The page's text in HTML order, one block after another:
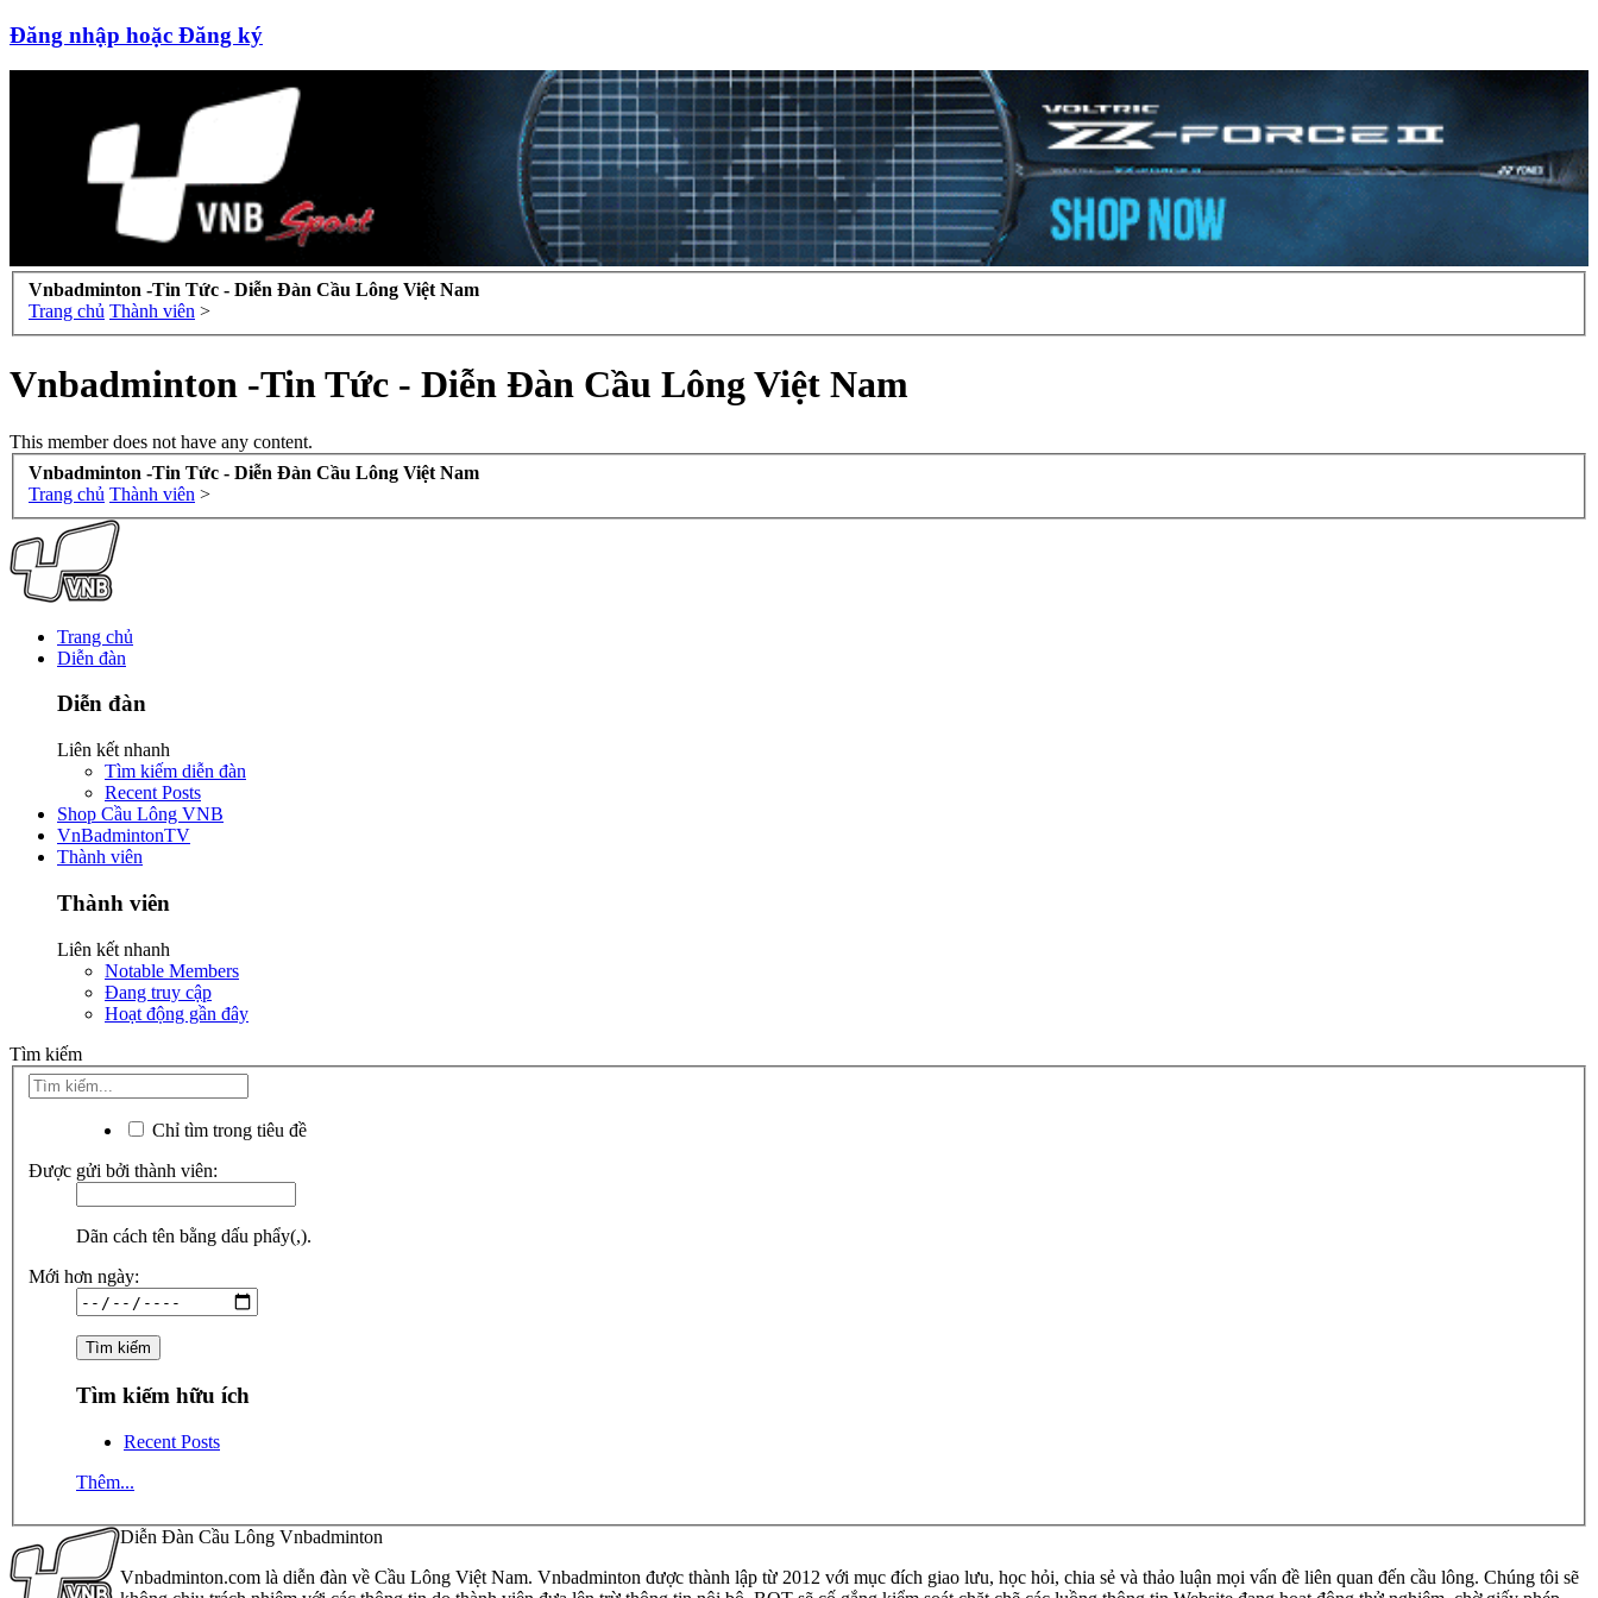
Đăng nhập hoặc Đăng ký
Vnbadminton -Tin Tức - Diễn Đàn Cầu Lông Việt Nam
Trang chủ Thành viên >
Vnbadminton -Tin Tức - Diễn Đàn Cầu Lông Việt Nam
This member does not have any content.
Vnbadminton -Tin Tức - Diễn Đàn Cầu Lông Việt Nam
Trang chủ Thành viên >
Trang chủ
Diễn đàn
Diễn đàn
Liên kết nhanh
Tìm kiếm diễn đàn
Recent Posts
Shop Cầu Lông VNB
VnBadmintonTV
Thành viên
Thành viên
Liên kết nhanh
Notable Members
Đang truy cập
Hoạt động gần đây
Tìm kiếm
Chỉ tìm trong tiêu đề
Được gửi bởi thành viên:
Dãn cách tên bằng dấu phẩy(,).
Mới hơn ngày:
Tìm kiếm hữu ích
Recent Posts
Thêm...
Diễn Đàn Cầu Lông Vnbadminton
Vnbadminton.com là diễn đàn về Cầu Lông Việt Nam. Vnbadminton được thành lập từ 2012 với mục đích giao lưu, học hỏi, chia sẻ và thảo luận mọi vấn đề liên quan đến cầu lông. Chúng tôi sẽ